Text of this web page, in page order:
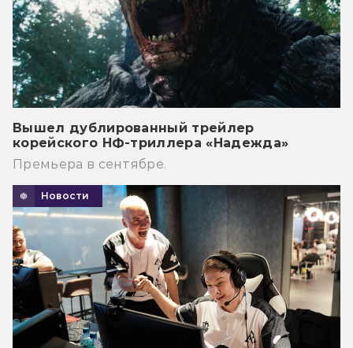
Вышел дублированный трейлер
корейского НФ-триллера «Надежда»
Премьера в сентябре.
Новости